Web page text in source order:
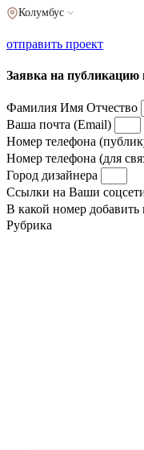
Колумбус
отправить проект
Заявка на публикацию
Фамилия Имя Отчество
Ваша почта (Email)
Номер телефона
Номер телефона (для
Город дизайнера
Ссылки на Ваши
В какой номер добавить
Рубрика